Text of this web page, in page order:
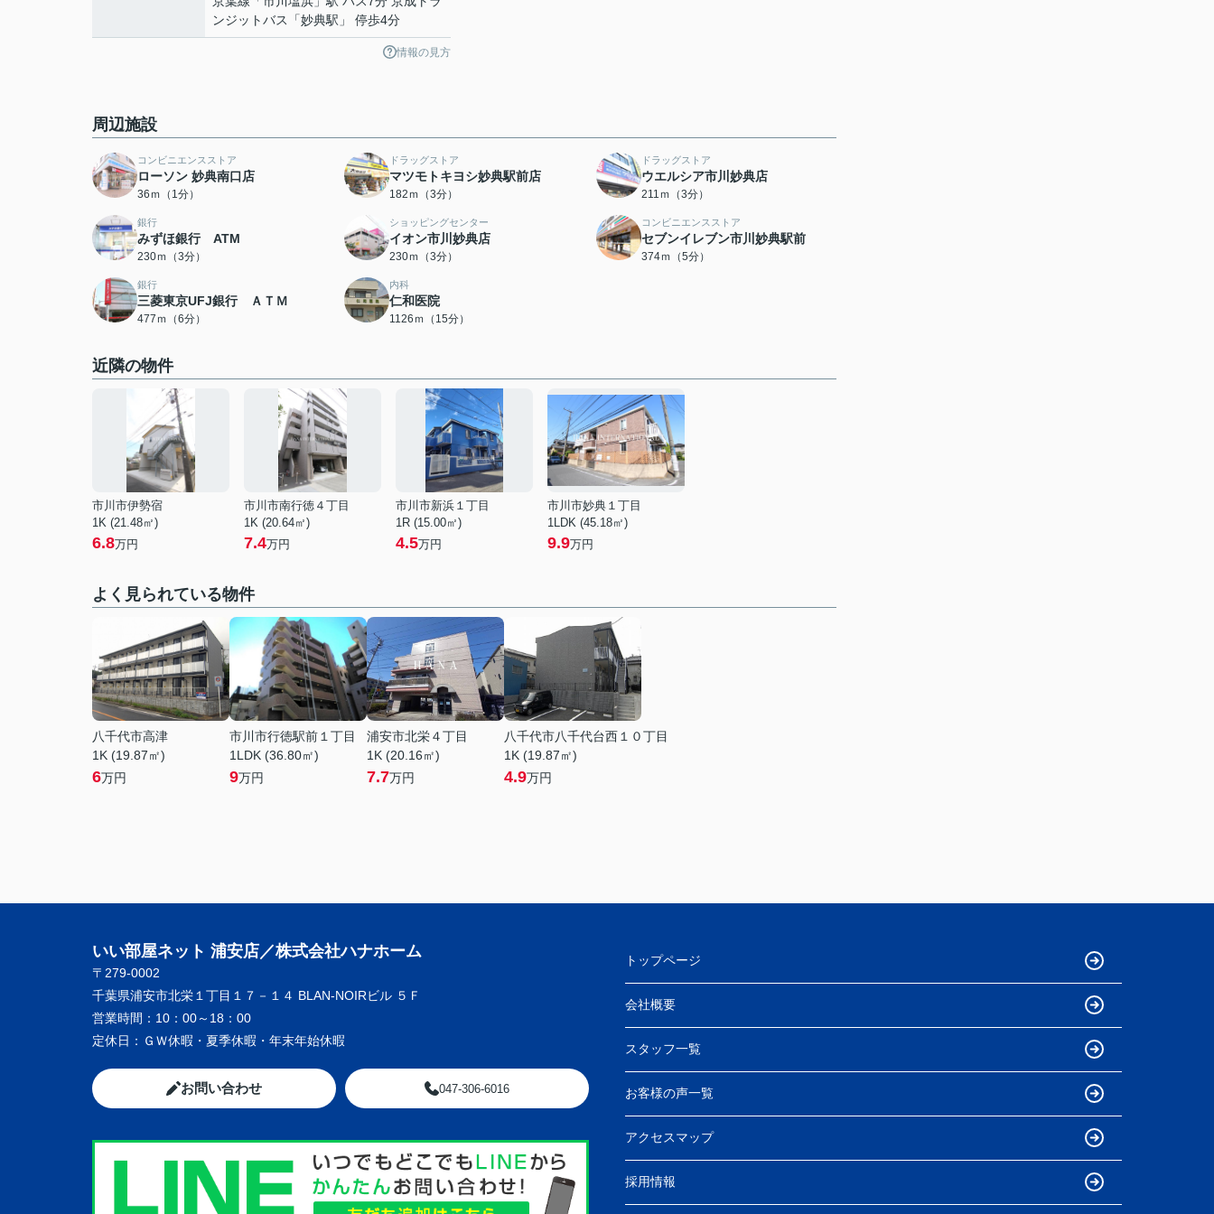
ンジットバス「妙典駅」 停歩4分
情報の見方
周辺施設
コンビニエンスストア
ローソン 妙典南口店
36ｍ（1分）
ドラッグストア
マツモトキヨシ妙典駅前店
182ｍ（3分）
ドラッグストア
ウエルシア市川妙典店
211ｍ（3分）
銀行
みずほ銀行 ATM
230ｍ（3分）
ショッピングセンター
イオン市川妙典店
230ｍ（3分）
コンビニエンスストア
セブンイレブン市川妙典駅前
374ｍ（5分）
銀行
三菱東京UFJ銀行 ＡＴＭ
477ｍ（6分）
内科
仁和医院
1126ｍ（15分）
近隣の物件
市川市伊勢宿
1K (21.48㎡)
6.8万円
市川市南行徳４丁目
1K (20.64㎡)
7.4万円
市川市新浜１丁目
1R (15.00㎡)
4.5万円
市川市妙典１丁目
1LDK (45.18㎡)
9.9万円
よく見られている物件
八千代市高津
1K (19.87㎡)
6万円
市川市行徳駅前１丁目
1LDK (36.80㎡)
9万円
浦安市北栄４丁目
1K (20.16㎡)
7.7万円
八千代市八千代台西１０丁目
1K (19.87㎡)
4.9万円
いい部屋ネット 浦安店／株式会社ハナホーム
〒279-0002
千葉県浦安市北栄１丁目１７－１４ BLAN-NOIRビル ５Ｆ
営業時間： 10：00～18：00
定休日： ＧＷ休暇・夏季休暇・年末年始休暇
お問い合わせ 047-306-6016
トップページ
会社概要
スタッフ一覧
お客様の声一覧
アクセスマップ
採用情報